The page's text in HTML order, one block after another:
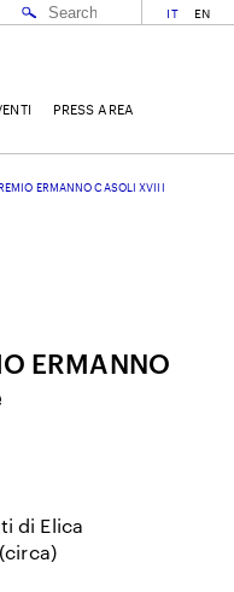
IT EN
PRESS AREA
ERMANNO CASOLI XVIII
ERMANNO
di Elica